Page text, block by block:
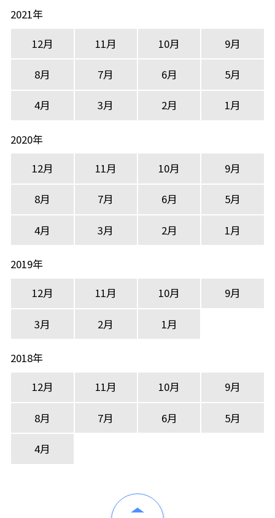
2021年
12月
11月 10月 9月
8月 7月 6月 5月
4月 3月 2月 1月
2020年
12月
11月 10月 9月
8月 7月 6月 5月
4月 3月 2月 1月
2019年
12月
11月 10月 9月
3月 2月 1月
2018年
12月
11月 10月 9月
8月 7月 6月 5月
4月